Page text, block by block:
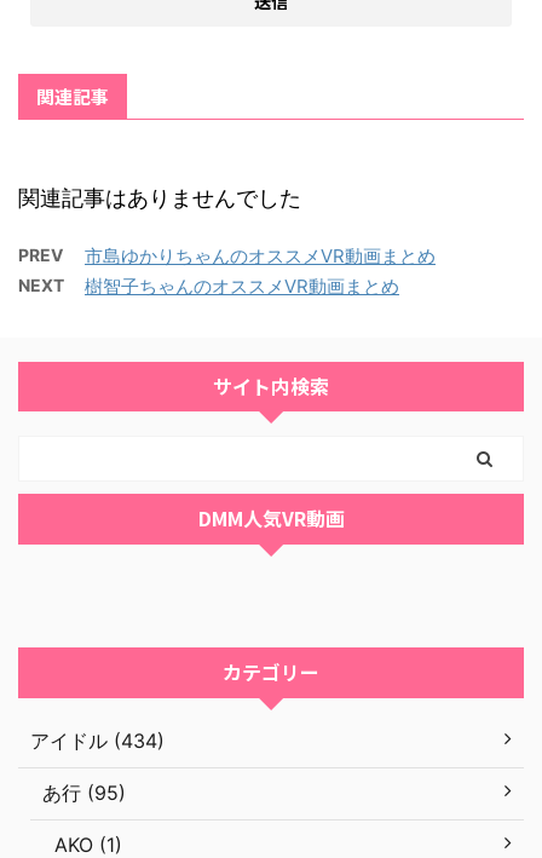
関連記事
関連記事はありませんでした
PREV 市島ゆかりちゃんのオススメVR動画まとめ
NEXT 樹智子ちゃんのオススメVR動画まとめ
サイト内検索
DMM人気VR動画
カテゴリー
アイドル (434)
あ行 (95)
AKO (1)